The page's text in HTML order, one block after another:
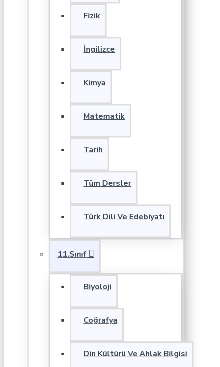
Fizik
İngilizce
Kimya
Matematik
Tarih
Tüm Dersler
Türk Dili Ve Edebiyatı
11.Sınıf
Biyoloji
Coğrafya
Din Kültürü Ve Ahlak Bilgisi